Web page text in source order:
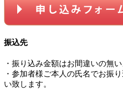
振込先
・振り込み金額はお間違いの無
・ 参加者様ご本人の氏名でお振
い致します。